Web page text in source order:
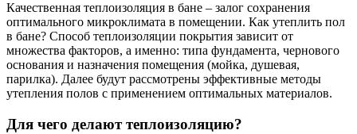
Качественная теплоизоляция в бане – залог сохранения
оптимального микроклимата в помещении. Как утеплить пол
в бане? Способ теплоизоляции покрытия зависит от
множества факторов, а именно: типа фундамента, чернового
основания и назначения помещения (мойка, душевая,
парилка). Далее будут рассмотрены эффективные методы
утепления полов с применением оптимальных материалов.
Для чего делают теплоизоляцию?